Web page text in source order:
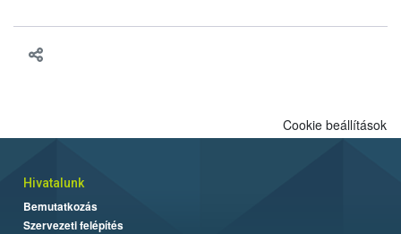
vonni az ebek viselkedésének megítélésében jártas szakértőt.
Cookie beállítások
Hivatalunk
Bemutatkozás
Szervezeti felépítés